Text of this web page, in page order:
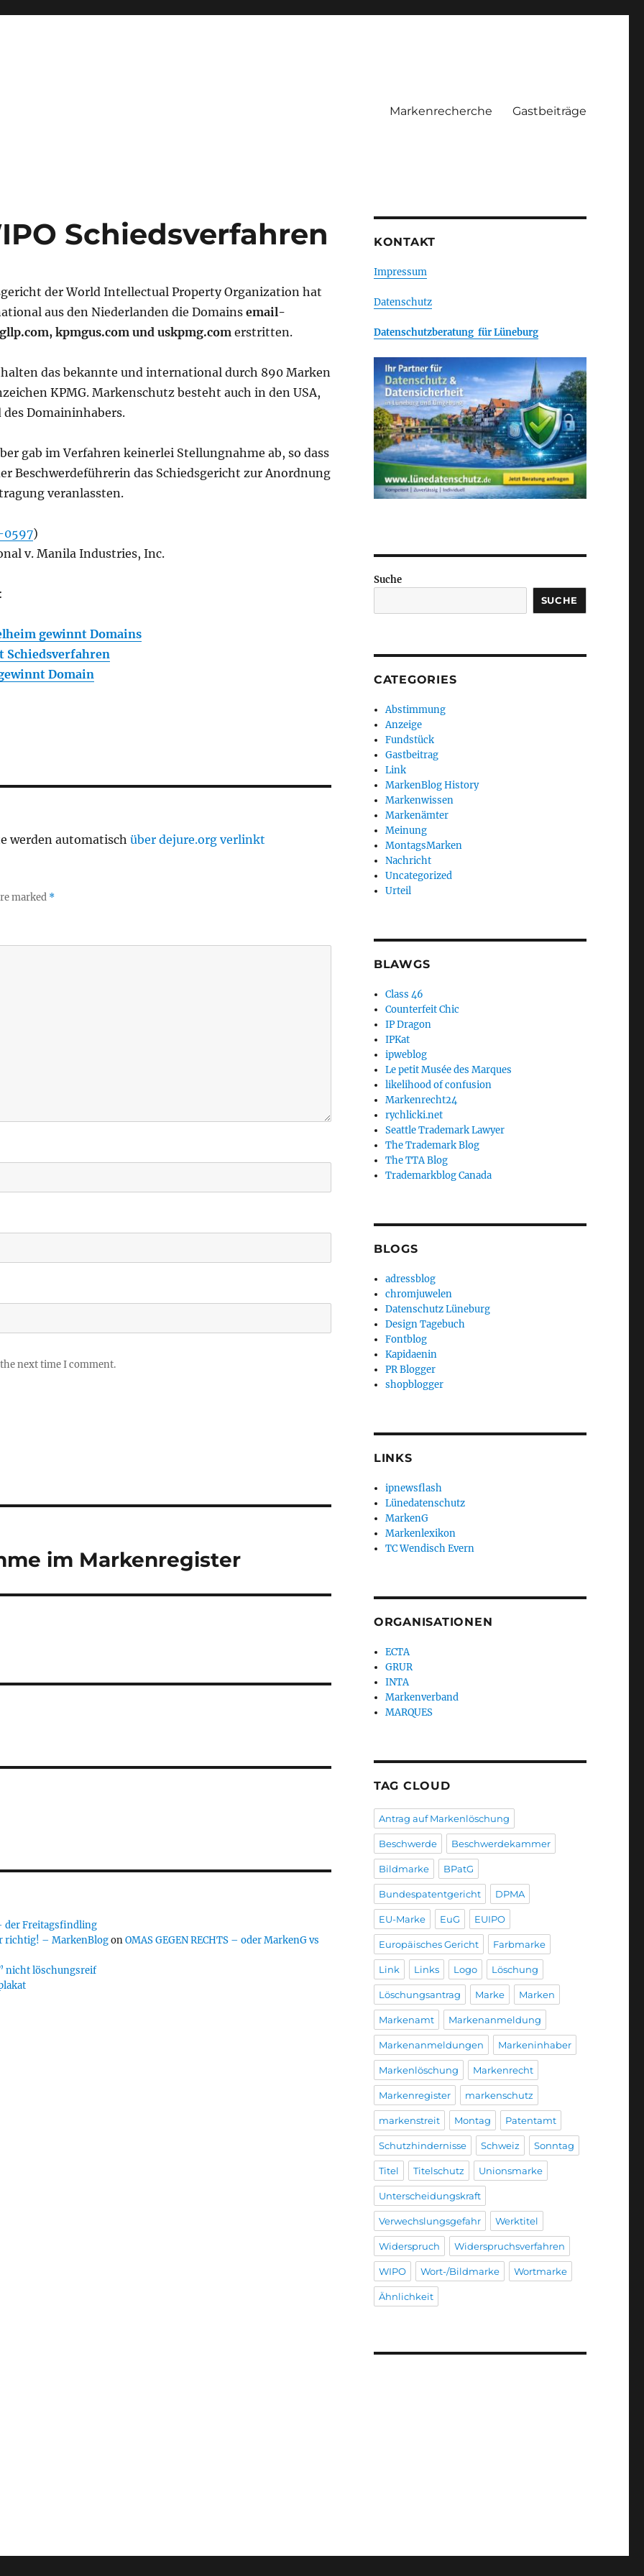
Markenrecherche Gastbeiträge
Schiedsverfahren
der World Intellectual Property Organization hat
aus den Niederlanden die Domains email-
kpmgus.com und uskpmg.comerstritten.
das bekannte und international durch 890 Marken
KPMG. Markenschutz besteht auch in den USA,
Domaininhabers.
gab im Verfahren keinerlei Stellungnahme ab, so dass
Beschwerdeführerin das Schiedsgericht zur Anordnung
veranlassten.
0597)
v. Manila Industries, Inc.
gewinnt Domains
Schiedsverfahren
Domain
werden automatischüber dejure.org verlinkt
marked *
next time I comment.
im Markenregister
der Freitagsfindling
richtig! – MarkenBlogonOMAS GEGEN RECHTS – oder MarkenG vs
nicht löschungsreif
KONTAKT
Impressum
Datenschutz
Datenschutzberatung für Lüneburg
Suche
SUCHE
CATEGORIES
Abstimmung
Anzeige
Fundstück
Gastbeitrag
Link
MarkenBlog History
Markenwissen
Markenämter
Meinung
MontagsMarken
Nachricht
Uncategorized
Urteil
BLAWGS
Class 46
Counterfeit Chic
IP Dragon
IPKat
ipweblog
Le petit Musée des Marques
likelihood of confusion
Markenrecht24
rychlicki.net
Seattle Trademark Lawyer
The Trademark Blog
The TTA Blog
Trademarkblog Canada
BLOGS
adressblog
chromjuwelen
Datenschutz Lüneburg
Design Tagebuch
Fontblog
Kapidaenin
PR Blogger
shopblogger
LINKS
ipnewsflash
Lünedatenschutz
MarkenG
Markenlexikon
TC Wendisch Evern
ORGANISATIONEN
ECTA
GRUR
INTA
Markenverband
MARQUES
TAG CLOUD
Antrag auf Markenlöschung
Beschwerde Beschwerdekammer
Bildmarke BPatG
Bundespatentgericht DPMA
EU-Marke EuG EUIPO
Europäisches Gericht Farbmarke
Link Links Logo Löschung
Löschungsantrag Marke Marken
Markenamt Markenanmeldung
Markenanmeldungen Markeninhaber
Markenlöschung Markenrecht
Markenregister markenschutz
markenstreit Montag Patentamt
Schutzhindernisse Schweiz Sonntag
Titel Titelschutz Unionsmarke
Unterscheidungskraft
Verwechslungsgefahr Werktitel
Widerspruch Widerspruchsverfahren
WIPO Wort-/Bildmarke Wortmarke
Ähnlichkeit